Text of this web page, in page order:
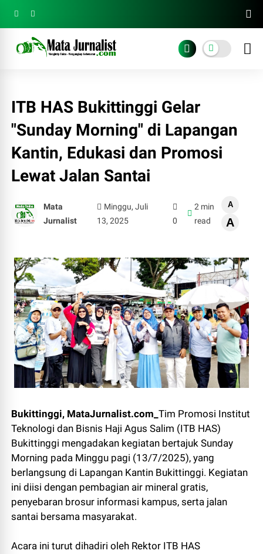
ITB HAS Bukittinggi Gelar
"Sunday Morning" di Lapangan
Kantin, Edukasi dan Promosi
Lewat Jalan Santai
Mata
Jurnalist
Minggu, Juli
13, 2025
0
2 min
read
A
A
Bukittinggi, MataJurnalist.com_Tim Promosi Institut
Teknologi dan Bisnis Haji Agus Salim (ITB HAS)
Bukittinggi mengadakan kegiatan bertajuk Sunday
Morning pada Minggu pagi (13/7/2025), yang
berlangsung di Lapangan Kantin Bukittinggi. Kegiatan
ini diisi dengan pembagian air mineral gratis,
penyebaran brosur informasi kampus, serta jalan
santai bersama masyarakat.
Acara ini turut dihadiri oleh Rektor ITB HAS